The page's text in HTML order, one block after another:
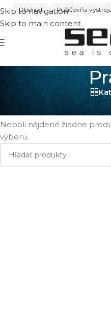
Skip to navigation
Skip to main content
Obchod Požičovňa
Domov/Lov harpúnou Praky
Neboli nájdené žiadne
výberu.